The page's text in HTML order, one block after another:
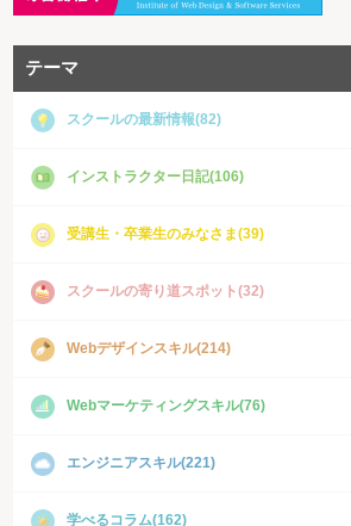
テーマ
スクールの最新情報(82)
インストラクター日記(106)
受講生・卒業生のみなさま(39)
スクールの寄り道スポット(32)
Webデザインスキル(214)
Webマーケティングスキル(76)
エンジニアスキル(221)
学べるコラム(162)